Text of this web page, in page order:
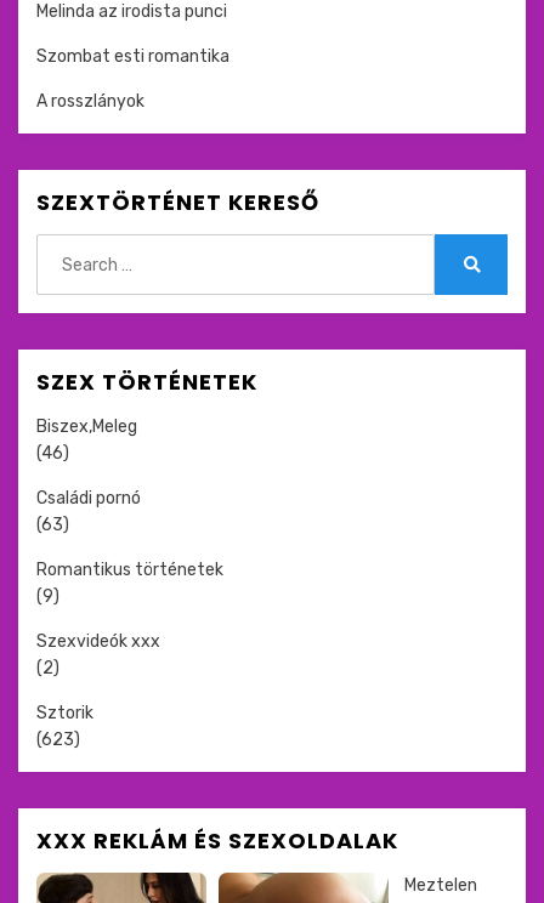
Melinda az irodista punci
Szombat esti romantika
A rosszlányok
SZEXTÖRTÉNET KERESŐ
for:
SZEX TÖRTÉNETEK
Biszex,Meleg
(46)
Családi pornó
(63)
Romantikus történetek
(9)
Szexvideók xxx
(2)
Sztorik
(623)
XXX REKLÁM ÉS SZEXOLDALAK
Meztelen